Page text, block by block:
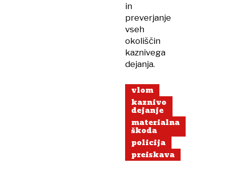
in
preverjanje
vseh
okoliščin
kaznivega
dejanja.
vlom
kaznivo
dejanje
materialna
škoda
policija
preiskava